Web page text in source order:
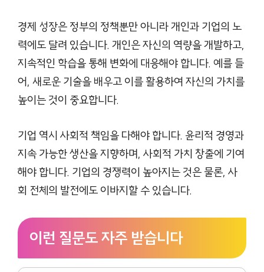
경제 성장은 정부의 정책뿐만 아니라 개인과 기업의 노
력에도 달려 있습니다. 개인은 자신의 역량을 개발하고,
지속적인 학습을 통해 변화에 대응해야 합니다. 예를 들
어, 새로운 기술을 배우고 이를 활용하여 자신의 가치를
높이는 것이 중요합니다.
기업 역시 사회적 책임을 다해야 합니다. 윤리적 경영과
지속 가능한 생산을 지향하며, 사회적 가치 창출에 기여
해야 합니다. 기업의 경쟁력이 높아지는 것은 물론, 사
회 전체의 발전에도 이바지할 수 있습니다.
이런 질문도 자주 받습니다